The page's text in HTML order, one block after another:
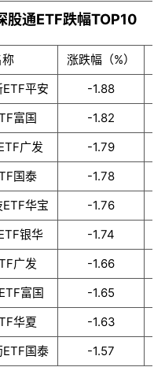
股通ETF跌幅TOP10
称 涨跌幅（%）
ETF平安 -1.88
富国 -1.82
广发 -1.79
国泰 -1.78
华宝 -1.76
银华 -1.74
广发 -1.66
富国 -1.65
华夏 -1.63
ETF国泰 -1.57